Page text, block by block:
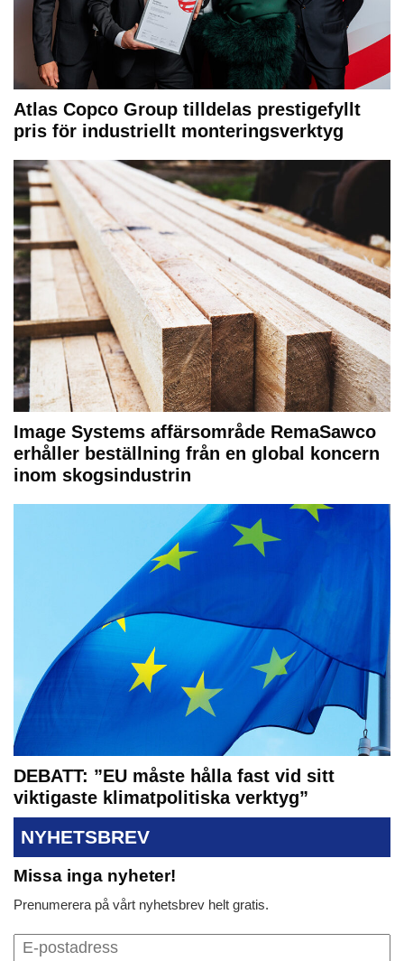
Atlas Copco Group tilldelas prestigefyllt
pris för industriellt monteringsverktyg
Image Systems affärsområde RemaSawco
erhåller beställning från en global koncern
inom skogsindustrin
DEBATT: ”EU måste hålla fast vid sitt
viktigaste klimatpolitiska verktyg”
NYHETSBREV
Missa inga nyheter!
Prenumerera på vårt nyhetsbrev helt gratis.